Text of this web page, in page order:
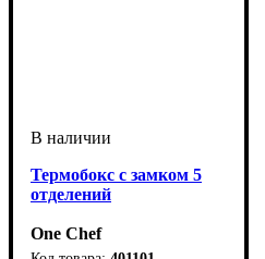
Термобокс с замком 5
отделений
One Chef